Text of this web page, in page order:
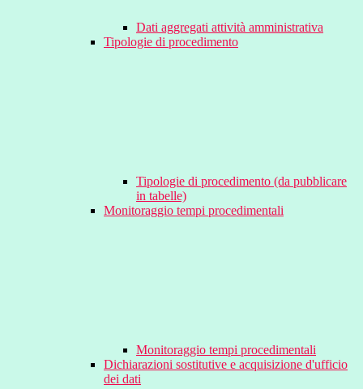
Dati aggregati attività amministrativa
Tipologie di procedimento
Tipologie di procedimento (da pubblicare
in tabelle)
Monitoraggio tempi procedimentali
Monitoraggio tempi procedimentali
Dichiarazioni sostitutive e acquisizione d'ufficio
dei dati